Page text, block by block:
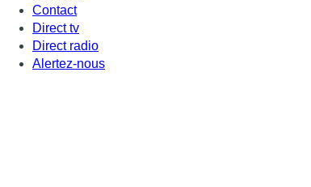
Contact
Direct tv
Direct radio
Alertez-nous